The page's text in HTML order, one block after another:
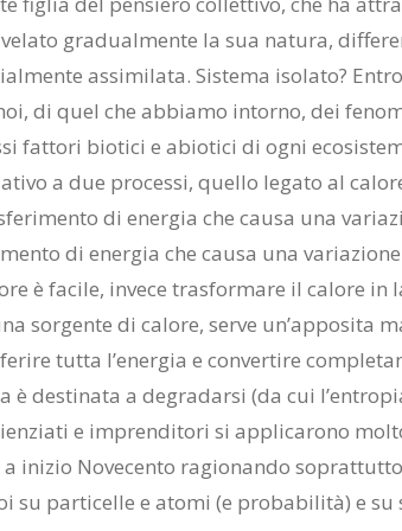
gra­dual­men­te la sua na­tu­ra,
as­si­mi­la­ta. Si­ste­ma iso­la­to?
di quel che ab­bia­mo in­tor­no, dei
fat­to­ri bio­ti­ci e abio­ti­ci di ogni
a due pro­ces­si, quel­lo le­ga­to al
di ener­gia che cau­sa una
di ener­gia che cau­sa una
è fa­ci­le, in­ve­ce tra­sfor­ma­re il ca­lo­re in
sor­gen­te di ca­lo­re, ser­ve un’ap­po­si­ta
tut­ta l’e­ner­gia e con­ver­ti­re
è de­sti­na­ta a de­gra­dar­si (da cui
e im­pren­di­to­ri si ap­pli­ca­ro­no
a ini­zio No­ve­cen­to ra­gio­nan­do
su par­ti­cel­le e ato­mi (e pro­ba­bi­li­tà) e